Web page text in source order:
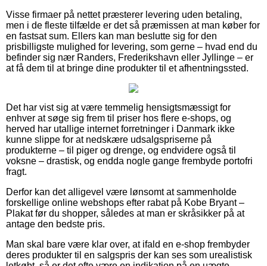
Visse firmaer på nettet præsterer levering uden betaling,
men i de fleste tilfælde er det så præmissen at man køber for
en fastsat sum. Ellers kan man beslutte sig for den
prisbilligste mulighed for levering, som gerne – hvad end du
befinder sig nær Randers, Frederikshavn eller Jyllinge – er
at få dem til at bringe dine produkter til et afhentningssted.
Det har vist sig at være temmelig hensigtsmæssigt for
enhver at søge sig frem til priser hos flere e-shops, og
herved har utallige internet forretninger i Danmark ikke
kunne slippe for at nedskære udsalgspriserne på
produkterne – til piger og drenge, og endvidere også til
voksne – drastisk, og endda nogle gange frembyde portofri
fragt.
Derfor kan det alligevel være lønsomt at sammenholde
forskellige online webshops efter rabat på Kobe Bryant –
Plakat før du shopper, således at man er skråsikker på at
antage den bedste pris.
Man skal bare være klar over, at ifald en e-shop frembyder
deres produkter til en salgspris der kan ses som urealistisk